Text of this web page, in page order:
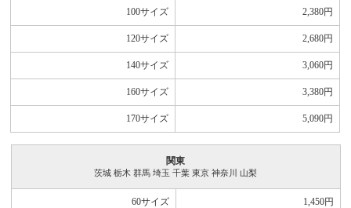
100サイズ 2,380円
120サイズ 2,680円
140サイズ 3,060円
160サイズ 3,380円
170サイズ 5,090円
関東
茨城 栃木 群馬 埼玉 千葉 東京 神奈川 山梨
60サイズ 1,450円